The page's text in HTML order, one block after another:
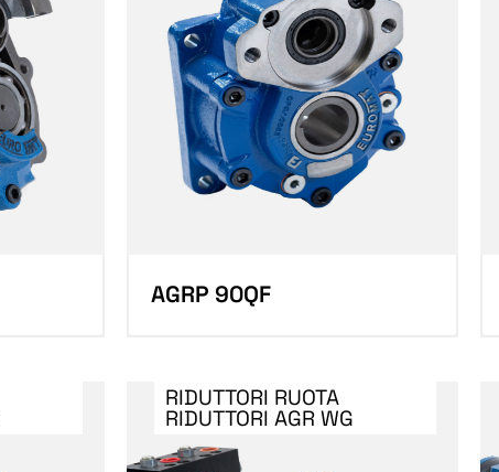
AGRP 90QF
RIDUTTORI RUOTA
RIDUTTORI AGR WG